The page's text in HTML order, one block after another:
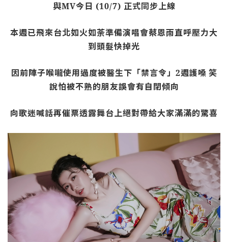
與MV今日 (10/7) 正式同步上線
本週已飛來台北如火如荼準備演唱會蔡恩雨直呼壓力大
到頭髮快掉光
因前陣子喉嚨使用過度被醫生下「禁言令」 2週護嗓 笑
說怕被不熟的朋友誤會有自閉傾向
向歌迷喊話再催票透露舞台上絕對帶給大家滿滿的驚喜